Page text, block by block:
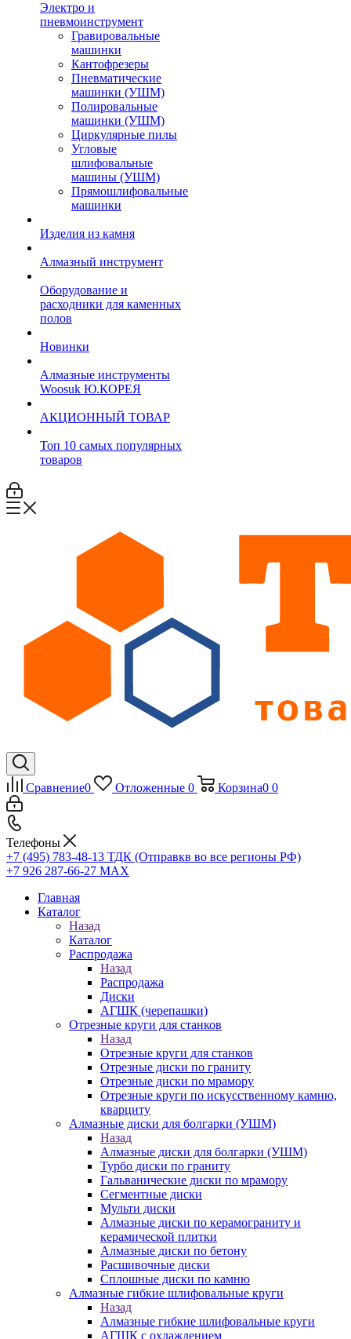
Электро и
пневмоинструмент
Гравировальные
машинки
Кантофрезеры
Пневматические
машинки (УШМ)
Полировальные
машинки (УШМ)
Циркулярные пилы
Угловые
шлифовальные
машины (УШМ)
Прямошлифовальные
машинки
Изделия из камня
Алмазный инструмент
Оборудование и
расходники для каменных
полов
Новинки
Алмазные инструменты
Woosuk Ю.КОРЕЯ
АКЦИОННЫЙ ТОВАР
Топ 10 самых популярных
товаров
Сравнение0 Отложенные 0 Корзина0 0
Телефоны
+7 (495) 783-48-13 ТДК (Отправкв во все регионы РФ)
+7 926 287-66-27 МАХ
Главная
Каталог
Назад
Каталог
Распродажа
Назад
Распродажа
Диски
АГШК (черепашки)
Отрезные круги для станков
Назад
Отрезные круги для станков
Отрезные диски по граниту
Отрезные диски по мрамору
Отрезные круги по искусственному камню,
кварциту
Алмазные диски для болгарки (УШМ)
Назад
Алмазные диски для болгарки (УШМ)
Турбо диски по граниту
Гальванические диски по мрамору
Сегментные диски
Мульти диски
Алмазные диски по керамограниту и
керамической плитки
Алмазные диски по бетону
Расшивочные диски
Сплошные диски по камню
Алмазные гибкие шлифовальные круги
Назад
Алмазные гибкие шлифовальные круги
АГШК с охлаждением